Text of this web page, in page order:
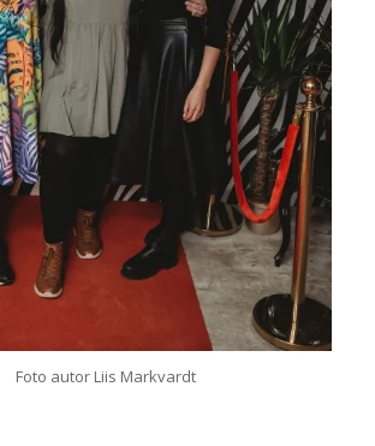
Foto autor Liis Markvardt